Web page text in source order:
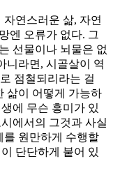
연스러운 삶, 자연
엔 오류가 없다. 그
선물이나 뇌물은 없
니라면, 시골살이 역
점철되리라는 걸
삶이 어떻게 가능하
에 무슨 흥미가 있
에서의 그것과 사실
를 원만하게 수행할
단단하게 붙어 있